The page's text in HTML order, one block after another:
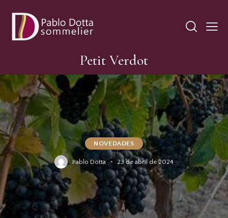
Petit Verdot
NOVEDADES
Pablo Dotta 23 de abril de 2024